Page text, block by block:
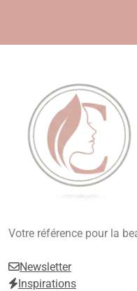
Beauté,
Anti-Âge
Votre référence pour la
Newsletter
Inspirations